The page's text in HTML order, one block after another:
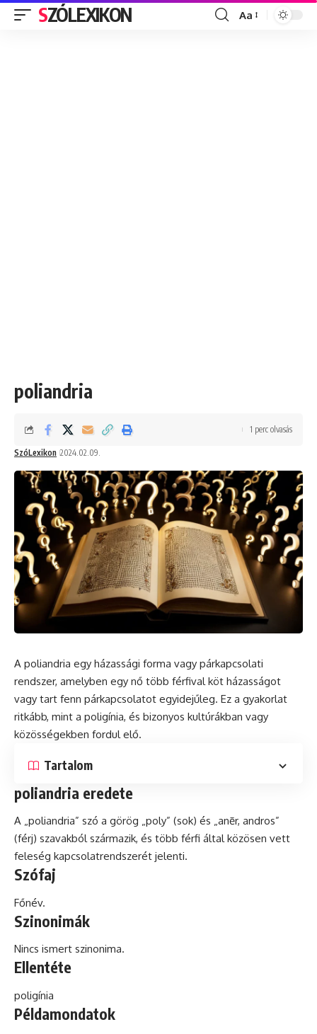
SZÓLEXIKON
Font
Aa
poliandria
SzóLexikon 2024.02.09.
1 perc olvasás
A poliandria egy házassági forma vagy párkapcsolati
rendszer, amelyben egy nő több férfival köt házasságot
vagy tart fenn párkapcsolatot egyidejűleg. Ez a gyakorlat
ritkább, mint a poligínia, és bizonyos kultúrákban vagy
közösségekben fordul elő.
Tartalom
poliandria eredete
A „poliandria” szó a görög „poly” (sok) és „anēr, andros”
(férj) szavakból származik, és több férfi által közösen vett
feleség kapcsolatrendszerét jelenti.
Szófaj
Főnév.
Szinonimák
Nincs ismert szinonima.
Ellentéte
poligínia
Példamondatok